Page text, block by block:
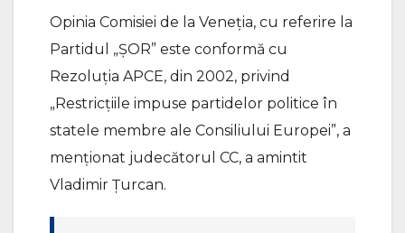
Opinia Comisiei de la Veneția, cu referire la
Partidul „ȘOR” este conformă cu
Rezoluția APCE, din 2002, privind
„Restricțiile impuse partidelor politice în
statele membre ale Consiliului Europei”, a
menționat judecătorul CC, a amintit
Vladimir Țurcan.